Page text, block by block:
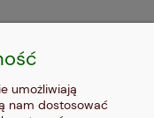
umożliwiają
nam dostosować